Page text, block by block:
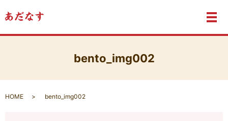
メ
bento_img002
HOME bento_img002